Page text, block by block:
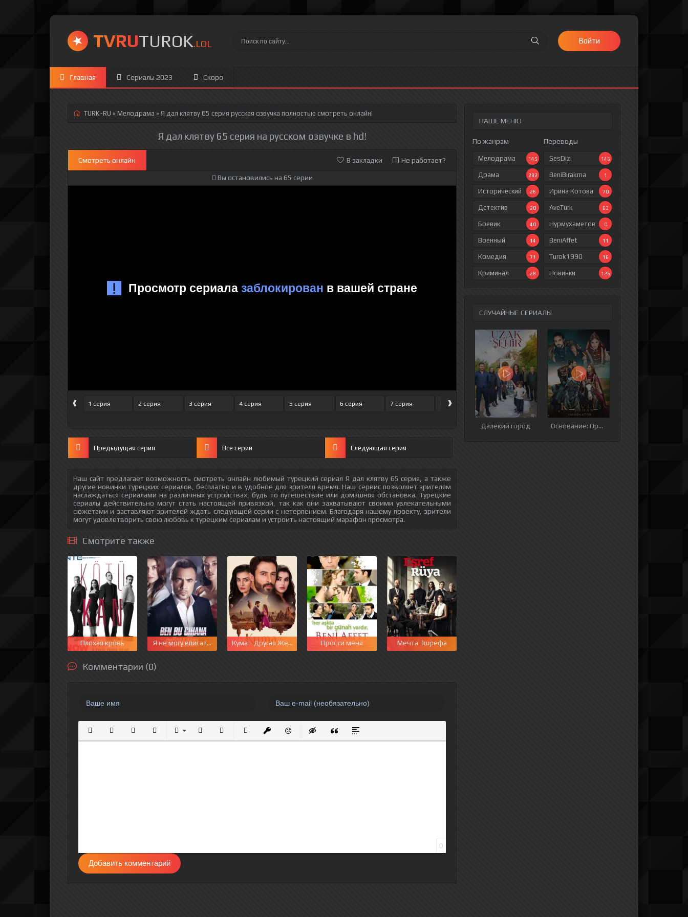
TVRUTUROK.LOL Войти
Главная Сериалы 2023 Скоро
НАШЕ МЕНЮ
По жанрам
Мелодрама 145
Драма 282
Исторический 26
Детектив 20
Боевик 40
Военный 14
Комедия 71
Криминал 28
Переводы
SesDizi 146
BeniBirakma 1
Ирина Котова 70
AveTurk 63
Нурмухаметов 0
BeniAffet 11
Turok1990 16
Новинки 126
СЛУЧАЙНЫЕ СЕРИАЛЫ
Далекий город Основание: Орхан
TURK-RU » Мелодрама » Я дал клятву 65 серия русская озвучка полностью смотреть онлайн!
Я дал клятву 65 серия на русском озвучке в hd!
Смотреть онлайн В закладки Не работает?
Вы остановились на 65 серии
‹ 1 серия 2 серия 3 серия 4 серия 5 серия 6 серия 7 серия 8 серия 9 серия 10 серия 11 серия
›
Предыдущая серия Все серии Следующая серия
Наш сайт предлагает возможность смотреть онлайн любимый турецкий сериал Я дал клятву 65 серия, а также
другие новинки турецких сериалов, бесплатно и в удобное для зрителя время. Наш сервис позволяет зрителям
наслаждаться сериалами на различных устройствах, будь то путешествие или домашняя обстановка. Турецкие
сериалы действительно могут стать настоящей привязкой, так как они захватывают своими увлекательными
сюжетами и заставляют зрителей ждать следующей серии с нетерпением. Благодаря нашему проекту, зрители
могут удовлетворить свою любовь к турецким сериалам и устроить настоящий марафон просмотра.
Смотрите также
Плохая кровь Я не могу вписаться в этот мирКума - Другая Жена Прости меня Мечта Эшрефа
Комментарии (0)
Полужирный
КурсивПодчеркнутый
ЗачеркнутыйВыравнивание
Нумерованный список
Маркированный список
Вставить ссылку
Вставить защищенную ссылку
Вставить смайлик
Вставка скрытого текста
Вставка цитаты
Вставка спойлера
0
Добавить комментарий